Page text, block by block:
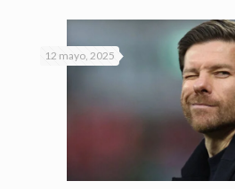
12 mayo, 2025